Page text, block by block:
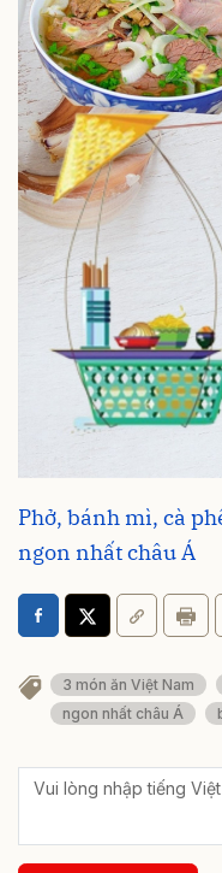
Phở, bánh mì, cà
ngon nhất châu Á
3 món ăn Việt Nam
ngon nhất châu Á